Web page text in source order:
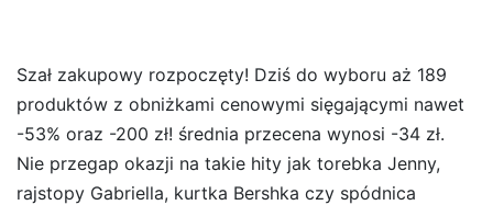
Szał zakupowy rozpoczęty! Dziś do wyboru aż 189
produktów z obniżkami cenowymi sięgającymi nawet
-53% oraz -200 zł! średnia przecena wynosi -34 zł.
Nie przegap okazji na takie hity jak torebka Jenny,
rajstopy Gabriella, kurtka Bershka czy spódnica